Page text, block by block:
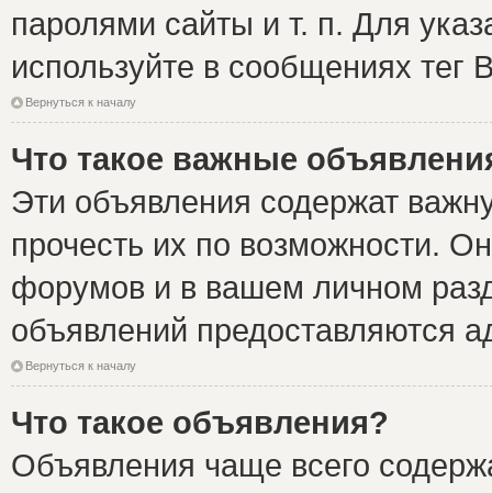
паролями сайты и т. п. Для
используйте в сообщениях тег
Вернуться к началу
Что такое важные
Эти объявления содержат
прочесть их по возможности.
форумов и в вашем личном
объявлений предоставляются
Вернуться к началу
Что такое объявления?
Объявления чаще всего